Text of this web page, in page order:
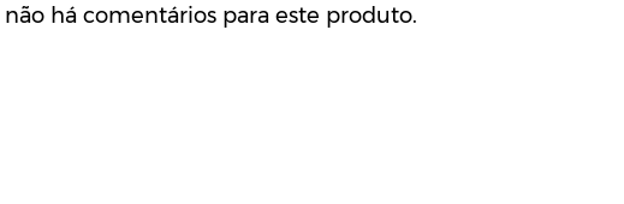
há comentários para este produto.